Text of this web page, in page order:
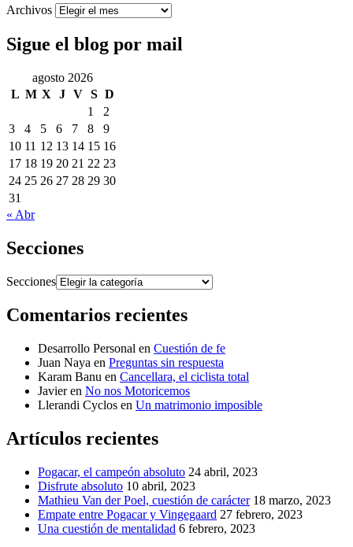
Archivos
Sigue el blog por mail
agosto 2026
L M X J V S D
1
2
3
4 5 6 7 8
9
10 11 12 13 14 15 16
17 18 19 20 21 22 23
24 25 26 27 28 29 30
31
« Abr
Secciones
Secciones
Comentarios recientes
Desarrollo Personal en Cuestión de fe
Juan Naya en Preguntas sin respuesta
Karam Banu en Cancellara, el ciclista total
Javieren No nos Motoricemos
Llerandi Cyclos en Un matrimonio imposible
Artículos recientes
Pogacar, el campeón absoluto 24 abril, 2023
Disfrute absoluto 10 abril, 2023
Mathieu Van der Poel, cuestión de carácter 18 marzo, 2023
Empate entre Pogacar y Vingegaard 27 febrero, 2023
Una cuestión de mentalidad 6 febrero, 2023